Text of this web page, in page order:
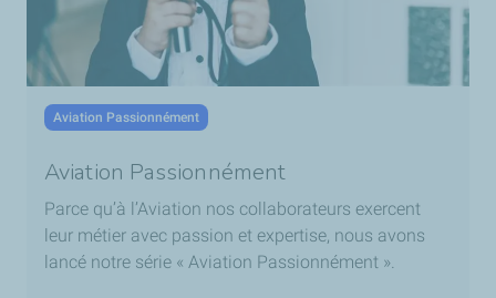
Aviation Passionnément
Aviation Passionnément
Parce qu’à l’Aviation nos collaborateurs exercent
leur métier avec passion et expertise, nous avons
lancé notre série « Aviation Passionnément ».